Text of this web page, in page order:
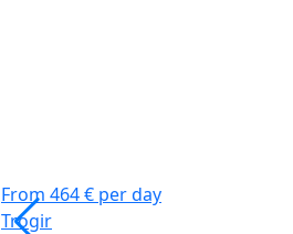
From 464 € per day
Trogir